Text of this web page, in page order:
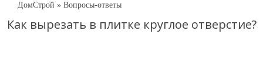
ДомСтрой » Вопросы-ответы
Как вырезать в плитке круглое отверстие?